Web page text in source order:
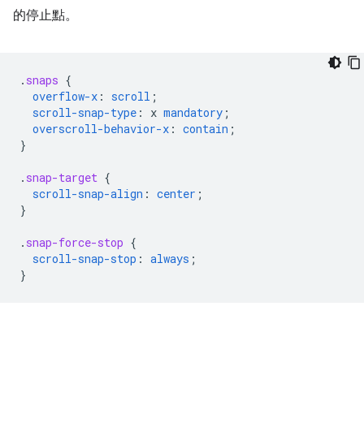
的停止點。
. snaps {
overflow-x : scroll ;
scroll-snap-type : x mandatory ;
overscroll-behavior-x : contain ;
}
. snap-target {
scroll-snap-align : center ;
}
. snap-force-stop {
scroll-snap-stop : always ;
}